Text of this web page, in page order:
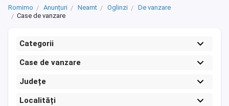
Romimo Anunțuri Neamt Oglinzi
De vanzare
Case de vanzare
Categorii
Case de vanzare
Județe
Localități